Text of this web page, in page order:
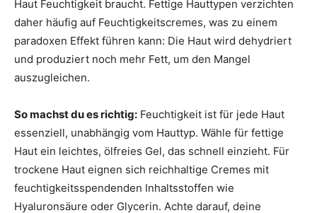
Haut Feuchtigkeit braucht. Fettige Hauttypen verzichten
daher häufig auf Feuchtigkeitscremes, was zu einem
paradoxen Effekt führen kann: Die Haut wird dehydriert
und produziert noch mehr Fett, um den Mangel
auszugleichen.
So machst du es richtig: Feuchtigkeit ist für jede Haut
essenziell, unabhängig vom Hauttyp. Wähle für fettige
Haut ein leichtes, ölfreies Gel, das schnell einzieht. Für
trockene Haut eignen sich reichhaltige Cremes mit
feuchtigkeitsspendenden Inhaltsstoffen wie
Hyaluronsäure oder Glycerin. Achte darauf, deine